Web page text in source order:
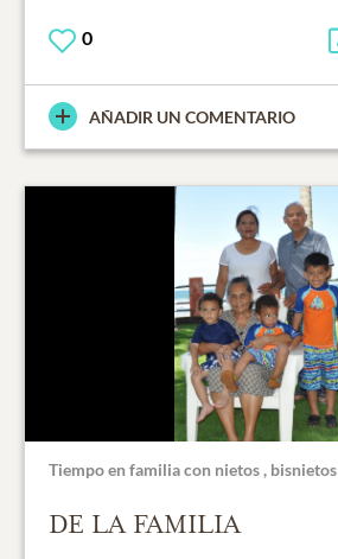
0
AÑADIR UN COMENTARIO
Tiempo en familia con nietos , bisnietos
DE LA FAMILIA